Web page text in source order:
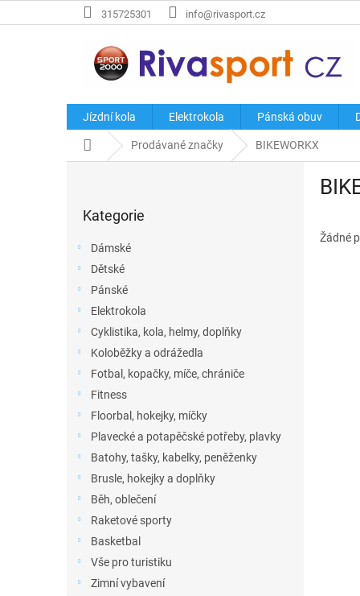
na
315725301 info@rivasport.cz
Jízdní kola Elektrokola Pánská obuv
Domů Prodávané značky BIKEWORKX
kategorie
Kategorie
Dámské
Dětské
Pánské
Elektrokola
Cyklistika, kola, helmy, doplňky
Koloběžky a odrážedla
Fotbal, kopačky, míče, chrániče
Fitness
Floorbal, hokejky, míčky
Plavecké a potapěčské potřeby, plavky
Batohy, tašky, kabelky, peněženky
Brusle, hokejky a doplňky
Běh, oblečení
Raketové sporty
Basketbal
Vše pro turistiku
Zimní vybavení
Žádné